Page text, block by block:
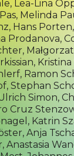
Lea-Lina
Melinda
, Hans Porten,
Prodanova,
,
Ramon
Stephan
Simon,
Cruz
Katrin
Anja
, Anastasia